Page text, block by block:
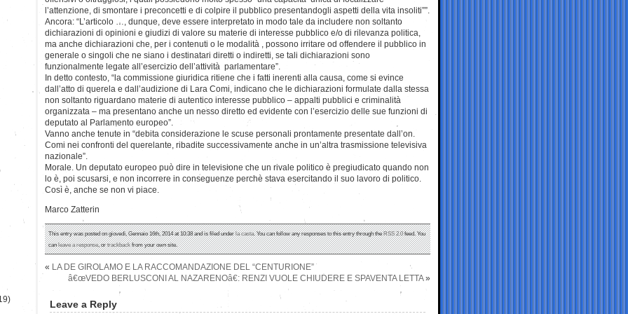
l’attenzione, di smontare i preconcetti e di colpire il pubblico presentandogli aspetti della vita insoliti””.
Ancora: “L’articolo …, dunque, deve essere interpretato in modo tale da includere non soltanto
dichiarazioni di opinioni e giudizi di valore su materie di interesse pubblico e/o di rilevanza politica,
ma anche dichiarazioni che, per i contenuti o le modalità , possono irritare od offendere il pubblico in
generale o singoli che ne siano i destinatari diretti o indiretti, se tali dichiarazioni sono
funzionalmente legate all’esercizio dell’attività parlamentare”.
In detto contesto, “la commissione giuridica ritiene che i fatti inerenti alla causa, come si evince
dall’atto di querela e dall’audizione di Lara Comi, indicano che le dichiarazioni formulate dalla stessa
non soltanto riguardano materie di autentico interesse pubblico – appalti pubblici e criminalità
organizzata – ma presentano anche un nesso diretto ed evidente con l’esercizio delle sue funzioni di
deputato al Parlamento europeo”.
Vanno anche tenute in “debita considerazione le scuse personali prontamente presentate dall’on.
Comi nei confronti del querelante, ribadite successivamente anche in un’altra trasmissione televisiva
nazionale”.
Morale. Un deputato europeo può dire in televisione che un rivale politico è pregiudicato quando non
lo è, poi scusarsi, e non incorrere in conseguenze perchè stava esercitando il suo lavoro di politico.
Così è, anche se non vi piace.
Marco Zatterin
This entry was posted on giovedì, Gennaio 16th, 2014 at 10:38 and is filed underla casta. You can follow any responses to this entry through theRSS 2.0feed. You
canleave a response, ortrackbackfrom your own site.
« LA DE GIROLAMO E LA RACCOMANDAZIONE DEL “CENTURIONE”
â€œVEDO BERLUSCONI AL NAZARENOâ€: RENZI VUOLE CHIUDERE E SPAVENTA LETTA»
Leave a Reply